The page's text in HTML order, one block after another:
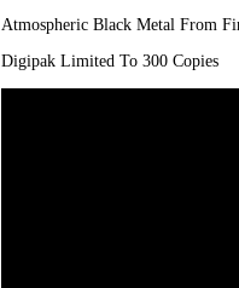
Atmospheric Black Metal From
Digipak Limited To 300 Copies